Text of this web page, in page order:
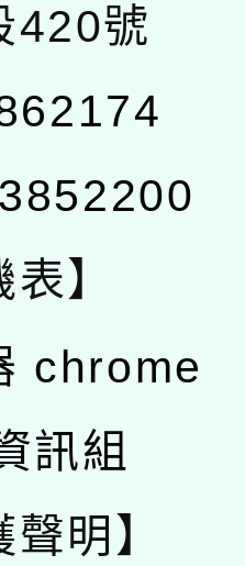
420號
】
chrome
訊組
聲明】